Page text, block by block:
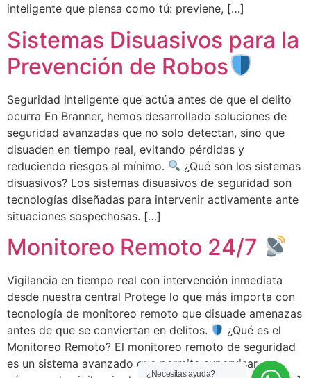
inteligente que piensa como tú: previene, […]
Sistemas Disuasivos para la
Prevención de Robos
Seguridad inteligente que actúa antes de que el delito
ocurra En Branner, hemos desarrollado soluciones de
seguridad avanzadas que no solo detectan, sino que
disuaden en tiempo real, evitando pérdidas y
reduciendo riesgos al mínimo.
¿Qué son los sistemas
disuasivos? Los sistemas disuasivos de seguridad son
tecnologías diseñadas para intervenir activamente ante
situaciones sospechosas. […]
Monitoreo Remoto 24/7
Vigilancia en tiempo real con intervención inmediata
desde nuestra central Protege lo que más importa con
tecnología de monitoreo remoto que disuade amenazas
antes de que se conviertan en delitos.
¿Qué es el
Monitoreo Remoto? El monitoreo remoto de seguridad
es un sistema avanzado que permite supervisar
¿Necesitas ayuda?